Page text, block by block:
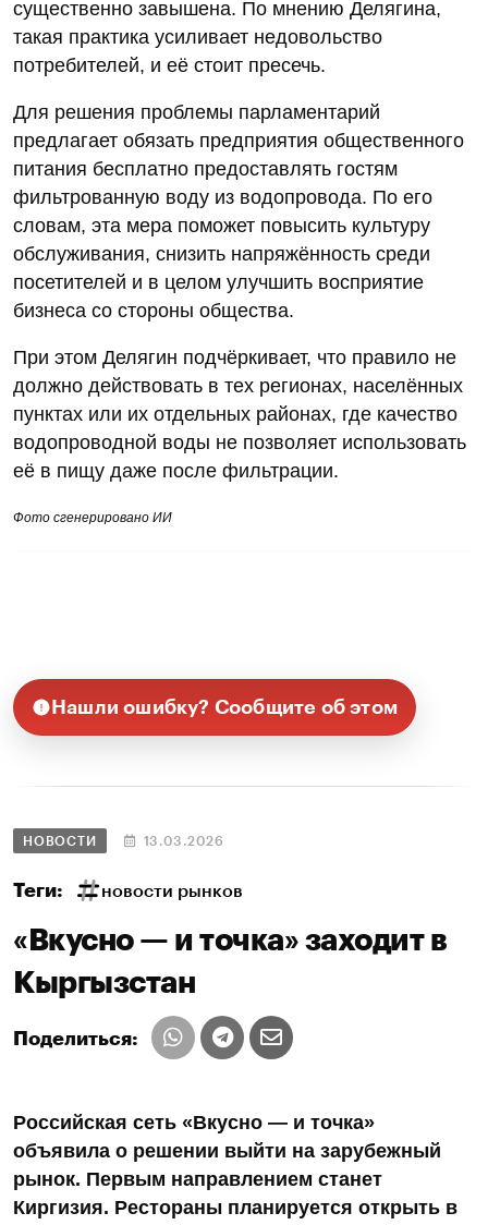
существенно завышена. По мнению Делягина,
такая практика усиливает недовольство
потребителей, и её стоит пресечь.
Для решения проблемы парламентарий
предлагает обязать предприятия общественного
питания бесплатно предоставлять гостям
фильтрованную воду из водопровода. По его
словам, эта мера поможет повысить культуру
обслуживания, снизить напряжённость среди
посетителей и в целом улучшить восприятие
бизнеса со стороны общества.
При этом Делягин подчёркивает, что правило не
должно действовать в тех регионах, населённых
пунктах или их отдельных районах, где качество
водопроводной воды не позволяет использовать
её в пищу даже после фильтрации.
Фото сгенерировано ИИ
Нашли ошибку? Сообщите об этом
НОВОСТИ 13.03.2026
Теги: новости рынков
«Вкусно — и точка» заходит в
Кыргызстан
Поделиться:
Российская сеть «Вкусно — и точка»
объявила о решении выйти на зарубежный
рынок. Первым направлением станет
Киргизия. Рестораны планируется открыть в